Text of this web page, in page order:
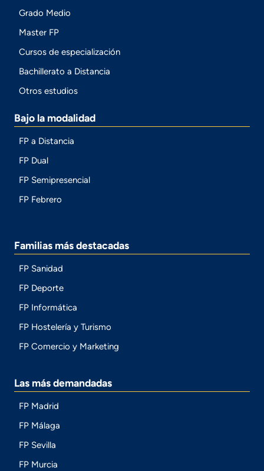
Grado Medio
Master FP
Cursos de especialización
Bachillerato a Distancia
Otros estudios
Bajo la modalidad
FP a Distancia
FP Dual
FP Semipresencial
FP Febrero
Familias más destacadas
FP Sanidad
FP Deporte
FP Informática
FP Hostelería y Turismo
FP Comercio y Marketing
Las más demandadas
FP Madrid
FP Málaga
FP Sevilla
FP Murcia